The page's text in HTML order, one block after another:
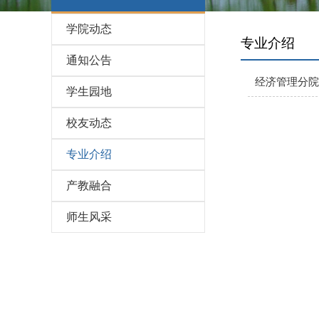
学院动态
通知公告
学生园地
校友动态
专业介绍
产教融合
师生风采
专业介绍
经济管理分